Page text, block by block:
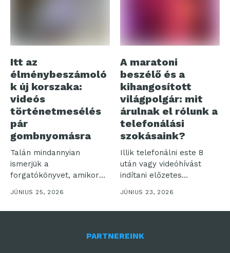
Itt az
élménybeszámoló
k új korszaka:
videós
történetmesélés
pár
gombnyomásra
Talán mindannyian
ismerjük a
forgatókönyvet, amikor
egy felejthetetlen
utazásról hazatérve több
száz...
JÚNIUS 25, 2026
A maratoni
beszélő és a
kihangosított
világpolgár: mit
árulnak el rólunk a
telefonálási
szokásaink?
Illik telefonálni este 8
után vagy videóhívást
indítani előzetes
bejelentés nélkül? Bár...
JÚNIUS 23, 2026
PARTNEREINK